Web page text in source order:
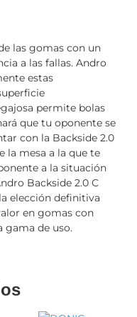
las gomas con un
a las fallas. Andro
estas
permite bolas
que tu oponente se
con la Backside 2.0
la mesa a la que te
a la situación
Backside 2.0 C
elección definitiva
en gomas con
gama de uso.